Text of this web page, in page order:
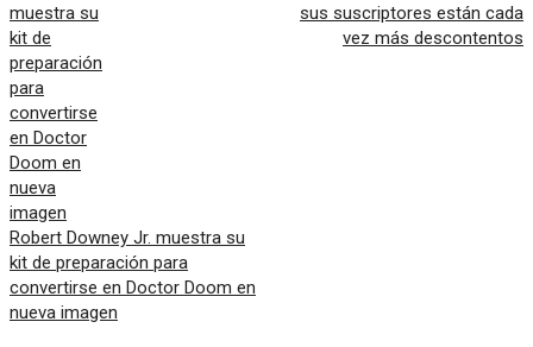
Robert Downey Jr. muestra su
kit de preparación para
convertirse en Doctor Doom en
nueva imagen
sus suscriptores están cada
vez más descontentos